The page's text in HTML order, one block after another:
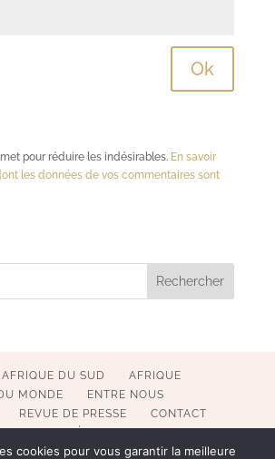
pour réduire les indésirables. En savoir
les données de vos commentaires sont
AFRIQUE DU SUD
AFRIQUE
MONDE
ENTRE NOUS
REVUE DE PRESSE
CONTACT
cookies pour vous garantir la meilleure